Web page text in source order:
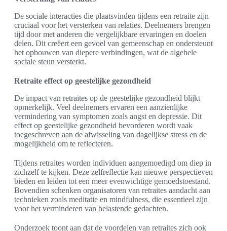
De sociale interacties die plaatsvinden tijdens een retraite zijn
cruciaal voor het versterken van relaties. Deelnemers brengen
tijd door met anderen die vergelijkbare ervaringen en doelen
delen. Dit creëert een gevoel van gemeenschap en ondersteunt
het opbouwen van diepere verbindingen, wat de algehele
sociale steun versterkt.
Retraite effect op geestelijke gezondheid
De impact van retraites op de geestelijke gezondheid blijkt
opmerkelijk. Veel deelnemers ervaren een aanzienlijke
vermindering van symptomen zoals angst en depressie. Dit
effect op geestelijke gezondheid bevorderen wordt vaak
toegeschreven aan de afwisseling van dagelijkse stress en de
mogelijkheid om te reflecteren.
Tijdens retraites worden individuen aangemoedigd om diep in
zichzelf te kijken. Deze zelfreflectie kan nieuwe perspectieven
bieden en leiden tot een meer evenwichtige gemoedstoestand.
Bovendien schenken organisatoren van retraites aandacht aan
technieken zoals meditatie en mindfulness, die essentieel zijn
voor het verminderen van belastende gedachten.
Onderzoek toont aan dat de voordelen van retraites zich ook